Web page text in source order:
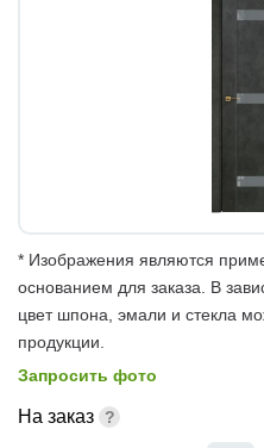
* Изображения являются
основанием для заказа. В
цвет шпона, эмали и стекла
продукции.
Запросить фото
На заказ